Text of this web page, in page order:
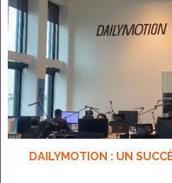
DAILYMOTION : UN